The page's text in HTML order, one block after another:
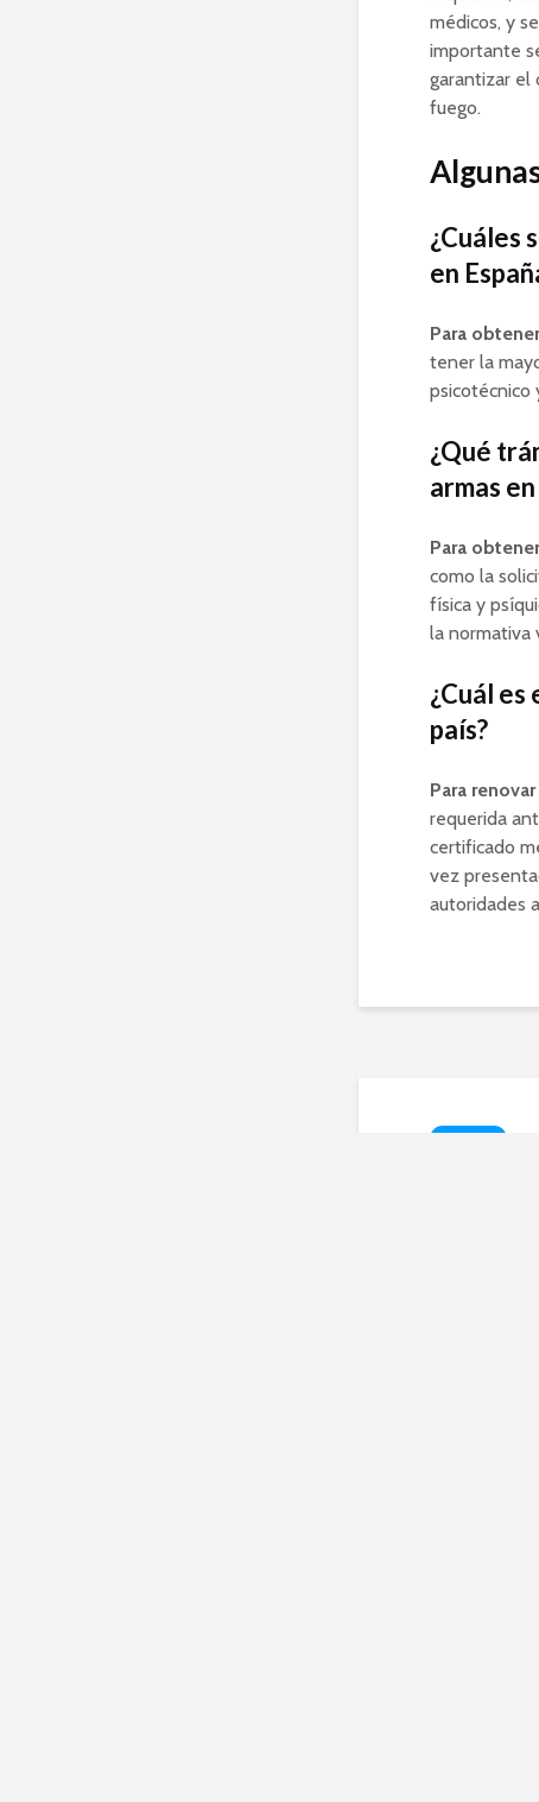
médicos, y
importante
garantizar el
fuego.
¿Cuáles
en
Para
tener la
psicotécnico
¿Qué
armas
Para
como la
física y
la normativa
¿Cuál
país?
Para
requerida
certificado
vez
autoridades